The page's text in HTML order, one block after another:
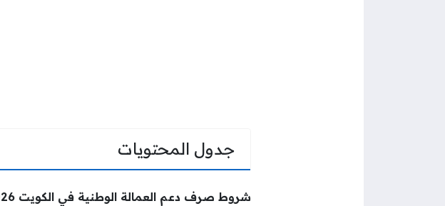
جدول المحتويات
شروط صرف دعم العمالة الوطنية في الكويت 2026